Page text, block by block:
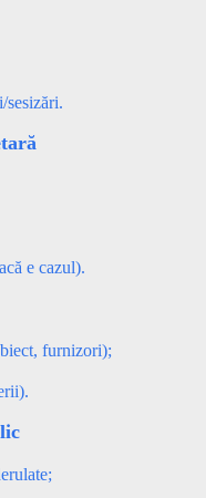
sesizări.
e cazul).
furnizori);